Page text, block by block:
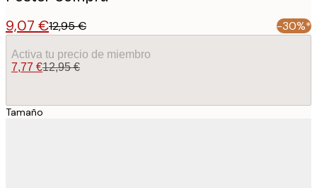
9,07 €12,95 € -30%*
Activa tu precio de miembro
7,77 €12,95 €
Tamaño